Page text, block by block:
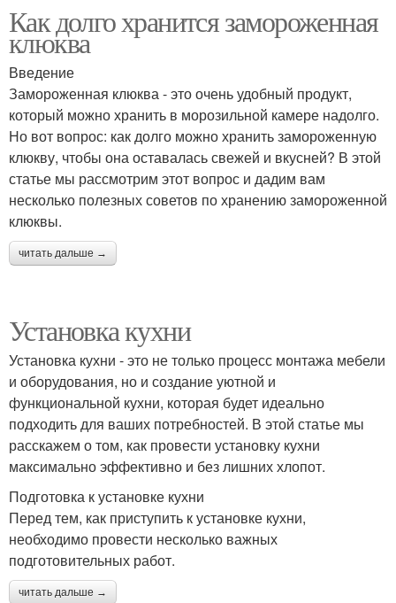
Как долго хранится замороженная
клюква
Введение
Замороженная клюква - это очень удобный продукт,
который можно хранить в морозильной камере надолго.
Но вот вопрос: как долго можно хранить замороженную
клюкву, чтобы она оставалась свежей и вкусней? В этой
статье мы рассмотрим этот вопрос и дадим вам
несколько полезных советов по хранению замороженной
клюквы.
читать дальше →
Установка кухни
Установка кухни - это не только процесс монтажа мебели
и оборудования, но и создание уютной и
функциональной кухни, которая будет идеально
подходить для ваших потребностей. В этой статье мы
расскажем о том, как провести установку кухни
максимально эффективно и без лишних хлопот.
Подготовка к установке кухни
Перед тем, как приступить к установке кухни,
необходимо провести несколько важных
подготовительных работ.
читать дальше →